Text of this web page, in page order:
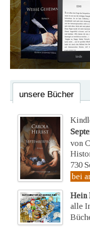
unsere Bücher
von
730
bei
Hein
alle